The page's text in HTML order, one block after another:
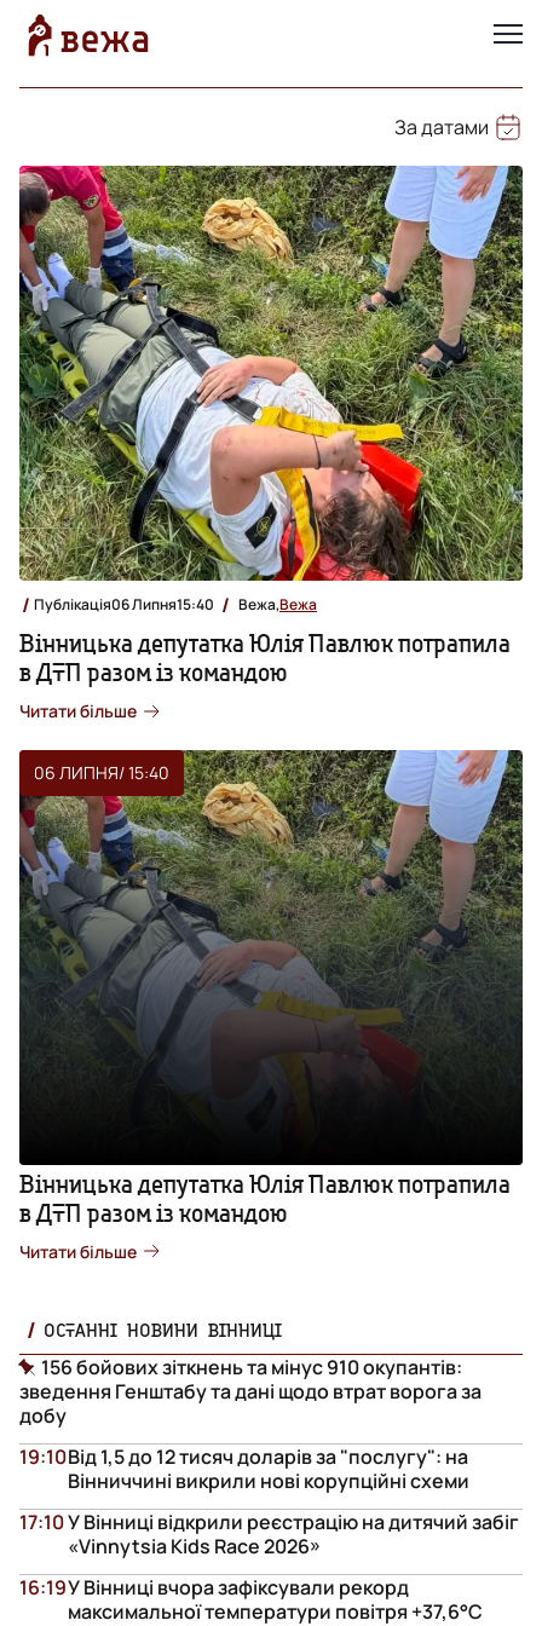
За датами
Публікація06 Липня15:40 Вежа,Вежа
Вінницька депутатка Юлія Павлюк потрапила
в ДТП разом із командою
Читати більше
06 ЛИПНЯ/ 15:40
Вінницька депутатка Юлія Павлюк потрапила
в ДТП разом із командою
Читати більше
ОСТАННІ НОВИНИ ВІННИЦІ
156 бойових зіткнень та мінус 910 окупантів:
зведення Генштабу та дані щодо втрат ворога за
добу
Від 1,5 до 12 тисяч доларів за "послугу": на
Вінниччині викрили нові корупційні схеми
19:10
У Вінниці відкрили реєстрацію на дитячий забіг
«Vinnytsia Kids Race 2026»
17:10
У Вінниці вчора зафіксували рекорд
максимальної температури повітря +37,6°С
16:19